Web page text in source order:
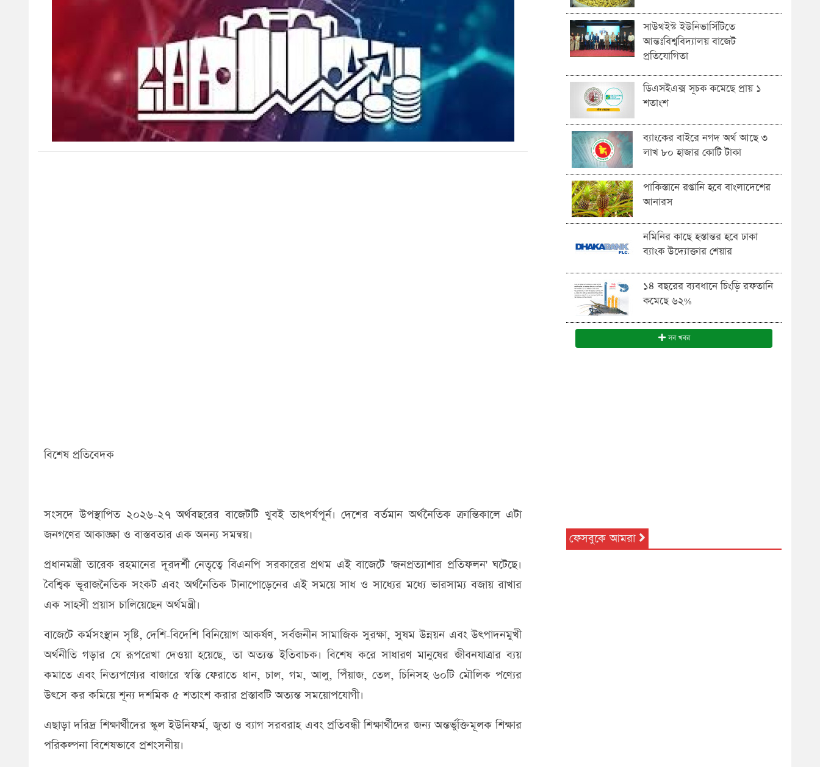
বিশেষ প্রতিবেদক
সংসদে উপস্থাপিত ​২০২৬-২৭ অর্থবছরের বাজেটটি খুবই তাৎপর্যপূর্ন। দেশের বর্তমান অর্থনৈতিক ক্রান্তিকালে এটা
জনগণের আকাঙ্ক্ষা ও বাস্তবতার এক অনন্য সমন্বয়।
প্রধানমন্ত্রী তারেক রহমানের দূরদর্শী নেতৃত্বে বিএনপি সরকারের প্রথম এই বাজেটে 'জনপ্রত্যাশার প্রতিফলন' ঘটেছে।
বৈশ্বিক ভূরাজনৈতিক সংকট এবং অর্থনৈতিক টানাপোড়েনের এই সময়ে সাধ ও সাধ্যের মধ্যে ভারসাম্য বজায় রাখার
এক সাহসী প্রয়াস চালিয়েছেন অর্থমন্ত্রী।
​বাজেটে কর্মসংস্থান সৃষ্টি, দেশি-বিদেশি বিনিয়োগ আকর্ষণ, সর্বজনীন সামাজিক সুরক্ষা, সুষম উন্নয়ন এবং উৎপাদনমুখী
অর্থনীতি গড়ার যে রূপরেখা দেওয়া হয়েছে, তা অত্যন্ত ইতিবাচক। বিশেষ করে সাধারণ মানুষের জীবনযাত্রার ব্যয়
কমাতে এবং নিত্যপণ্যের বাজারে স্বস্তি ফেরাতে ধান, চাল, গম, আলু, পিঁয়াজ, তেল, চিনিসহ ৬০টি মৌলিক পণ্যের
উৎসে কর কমিয়ে শূন্য দশমিক ৫ শতাংশ করার প্রস্তাবটি অত্যন্ত সময়োপযোগী।
এছাড়া দরিদ্র শিক্ষার্থীদের স্কুল ইউনিফর্ম, জুতা ও ব্যাগ সরবরাহ এবং প্রতিবন্ধী শিক্ষার্থীদের জন্য অন্তর্ভুক্তিমূলক শিক্ষার
পরিকল্পনা বিশেষভাবে প্রশংসনীয়।
সাউথইস্ট ইউনিভার্সিটিতে
আন্তঃবিশ্ববিদ্যালয় বাজেট
প্রতিযোগিতা
ডিএসইএক্স সূচক কমেছে প্রায় ১
শতাংশ
ব্যাংকের বাইরে নগদ অর্থ আছে ৩
লাখ ৮০ হাজার কোটি টাকা
পাকিস্তানে রপ্তানি হবে বাংলাদেশের
আনারস
নমিনির কাছে হস্তান্তর হবে ঢাকা
ব্যাংক উদ্যোক্তার শেয়ার
১৪ বছরের ব্যবধানে চিংড়ি রফতানি
কমেছে ৬২%
সব খবর
ফেসবুকে আমরা